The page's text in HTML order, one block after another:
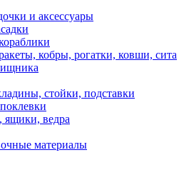
и аксессуары
кобры, рогатки, ковши, сита
стойки, подставки
ящики, ведра
материалы